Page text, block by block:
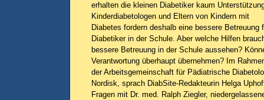
erhalten die kleinen Diabetiker kaum
Kinderdiabetologen und Eltern von Kindern mit
Diabetes fordern deshalb eine bessere Betreuung
Diabetiker in der Schule. Aber welche Hilfen
bessere Betreuung in der Schule aussehen?
Verantwortung überhaupt übernehmen? Im
der Arbeitsgemeinschaft für Pädiatrische
Nordisk, sprach DiabSite-Redakteurin Helga
Fragen mit Dr. med. Ralph Ziegler,